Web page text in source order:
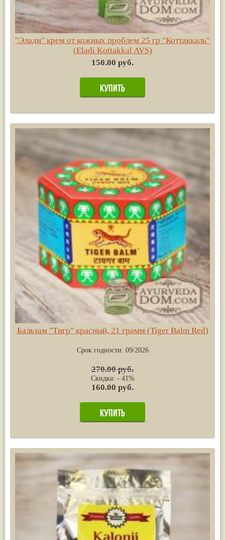
"Элади" крем от кожных проблем 25 гр "Коттаккаль"
(Eladi Kottakkal AVS)
150.00 руб.
Бальзам "Тигр" красный, 21 грамм (Tiger Balm Red)
Срок годности: 09/2026
270.00 руб.
Скидка: - 41%
160.00 руб.